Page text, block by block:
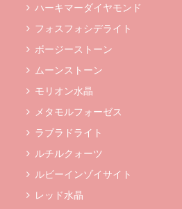
ハーキマーダイヤモンド
フォスフォシデライト
ボージーストーン
ムーンストーン
モリオン水晶
メタモルフォーゼス
ラブラドライト
ルチルクォーツ
ルビーインゾイサイト
レッド水晶